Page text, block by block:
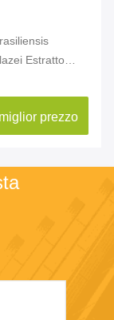
Estratto
prezzo